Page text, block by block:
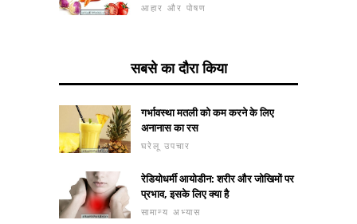
आहार और पोषण
सबसे का दौरा किया
गर्भावस्था मतली को कम करने के लिए
अनानास का रस
घरेलू उपचार
रेडियोधर्मी आयोडीन: शरीर और जोखिमों पर
प्रभाव, इसके लिए क्या है
सामान्य अभ्यास